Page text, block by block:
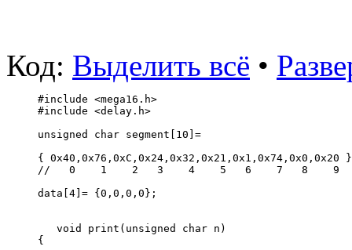
Код: Выделить всё •
#include <mega16.h>
#include <delay.h>
unsigned char segment[10]=
{
//   0    1    2   3    4    5   6    7   8    9
data[4]= {0,0,0,0};
void print(unsigned char n)
{